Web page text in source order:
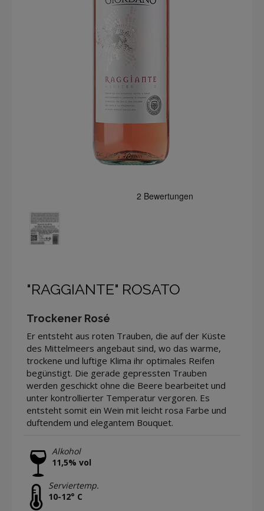
"RAGGIANTE" ROSATO
Trockener Rosé
Er entsteht aus roten Trauben, die auf der Küste
des Mittelmeers angebaut sind, wo das warme,
trockene und luftige Klima ihr optimales Reifen
begünstigt. Die gerade gepressten Trauben
werden geschickt ohne die Beere bearbeitet und
unter kontrollierter Temperatur vergoren. Es
entsteht somit ein Wein mit leicht rosa Farbe und
duftendem und elegantem Bouquet.
Alkohol
11,5% vol
Serviertemp.
10-12° C